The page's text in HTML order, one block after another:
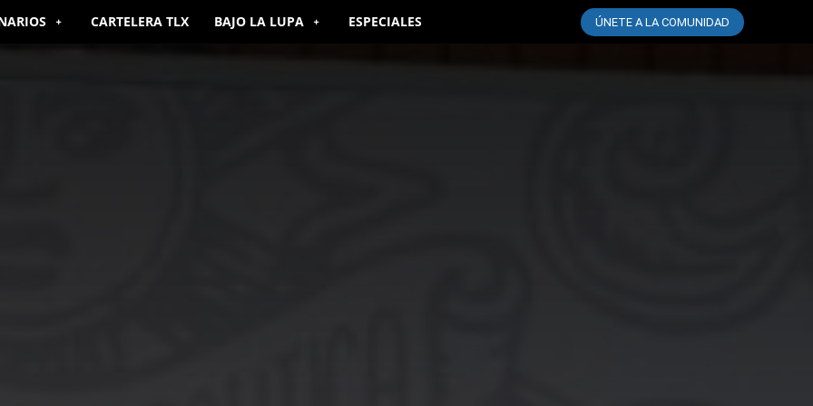
CARTELERA TLX BAJO LA LUPA ESPECIALES ÚNETE A LA COMUNIDAD